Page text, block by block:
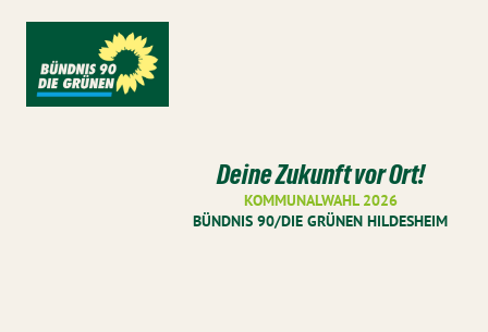
Deine Zukunft vor Ort!
KOMMUNALWAHL 2026
BÜNDNIS 90/DIE GRÜNEN HILDESHEIM